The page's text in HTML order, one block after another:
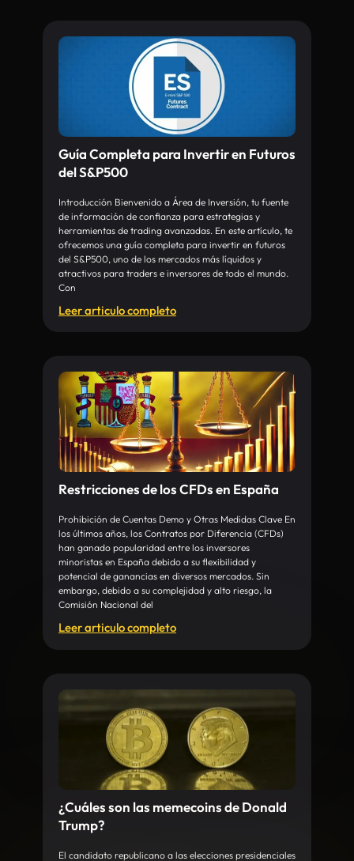
Guía Completa para Invertir en Futuros
del S&P500
Introducción Bienvenido a Área de Inversión, tu fuente
de información de confianza para estrategias y
herramientas de trading avanzadas. En este artículo, te
ofrecemos una guía completa para invertir en futuros
del S&P500, uno de los mercados más líquidos y
atractivos para traders e inversores de todo el mundo.
Con
Leer articulo completo
Restricciones de los CFDs en España
Prohibición de Cuentas Demo y Otras Medidas Clave En
los últimos años, los Contratos por Diferencia (CFDs)
han ganado popularidad entre los inversores
minoristas en España debido a su flexibilidad y
potencial de ganancias en diversos mercados. Sin
embargo, debido a su complejidad y alto riesgo, la
Comisión Nacional del
Leer articulo completo
¿Cuáles son las memecoins de Donald
Trump?
El candidato republicano a las elecciones presidenciales